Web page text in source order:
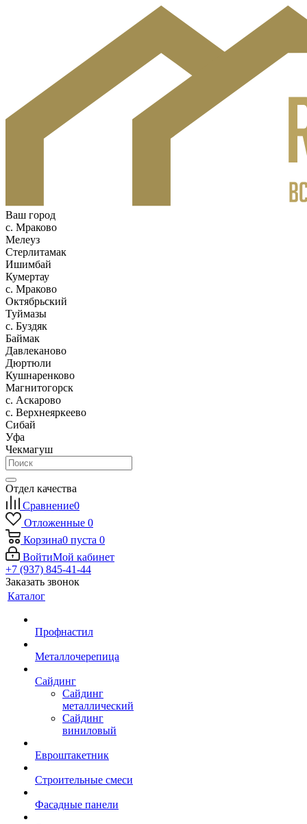
Ваш город
c. Мраково
Мелеуз
Стерлитамак
Ишимбай
Кумертау
c. Мраково
Октябрьский
Туймазы
c. Буздяк
Баймак
Давлеканово
Дюртюли
Кушнаренково
Магнитогорск
с. Аскарово
с. Верхнеяркеево
Сибай
Уфа
Чекмагуш
Отдел качества
Сравнение0
Отложенные 0
Корзина0 пуста 0
ВойтиМой кабинет
+7 (937) 845-41-44
Заказать звонок
Каталог
Профнастил
Металлочерепица
Сайдинг
Сайдинг
металлический
Сайдинг
виниловый
Евроштакетник
Строительные смеси
Фасадные панели